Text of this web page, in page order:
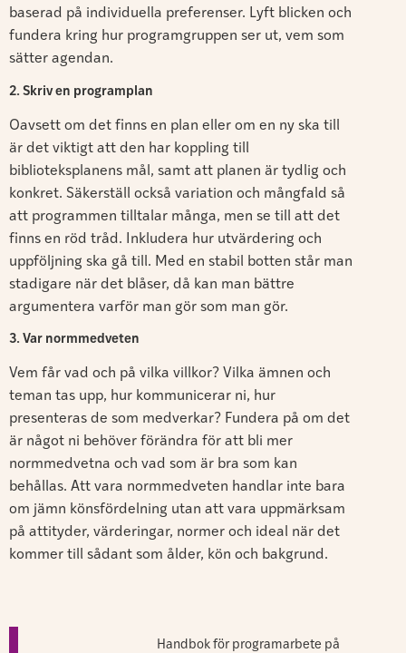
baserad på individuella preferenser. Lyft blicken och
fundera kring hur programgruppen ser ut, vem som
sätter agendan.
2. Skriv en programplan
Oavsett om det finns en plan eller om en ny ska till
är det viktigt att den har koppling till
biblioteksplanens mål, samt att planen är tydlig och
konkret. Säkerställ också variation och mångfald så
att programmen tilltalar många, men se till att det
finns en röd tråd. Inkludera hur utvärdering och
uppföljning ska gå till. Med en stabil botten står man
stadigare när det blåser, då kan man bättre
argumentera varför man gör som man gör.
3. Var normmedveten
Vem får vad och på vilka villkor? Vilka ämnen och
teman tas upp, hur kommunicerar ni, hur
presenteras de som medverkar? Fundera på om det
är något ni behöver förändra för att bli mer
normmedvetna och vad som är bra som kan
behållas. Att vara normmedveten handlar inte bara
om jämn könsfördelning utan att vara uppmärksam
på attityder, värderingar, normer och ideal när det
kommer till sådant som ålder, kön och bakgrund.
Handbok för programarbete på